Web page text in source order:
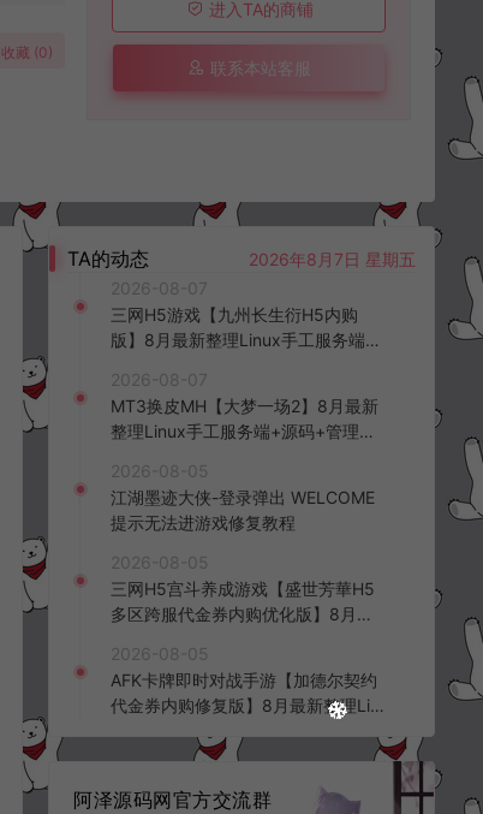
收藏 (0)
进入TA的商铺
联系本站客服
TA的动态
2026年8月7日 星期五
2026-08-07
三网H5游戏【九州长生衍H5内购
版】8月最新整理Linux手工服务端
客户端+详细搭建教程+视频教程
2026-08-07
MT3换皮MH【大梦一场2】8月最新
整理Linux手工服务端+源码+管理后
频教程
2026-08-05
江湖墨迹大侠-登录弹出 WELCOME
提示无法进游戏修复教程
2026-08-05
三网H5宫斗养成游戏【盛世芳華H5
多区跨服代金券内购优化版】8月最
台+全资源安卓+详细搭建教程+视频
教程
2026-08-05
AFK卡牌即时对战手游【加德尔契约
代金券内购修复版】8月最新整理Lin
K授权后台+安卓苹果双端+详细搭建
阿泽源码网官方交流群